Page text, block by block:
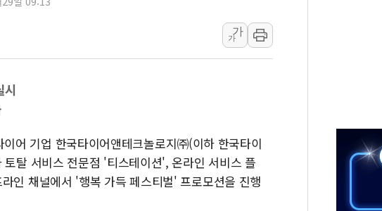
뉴욕증시, 유가·금리 부담에 하락…다우 5거래일 랠리
이란, 오만과 호르무즈 해협 재개방 합의 막바지.."美와
[오늘의 국회일정] 상임위·세미나·기자회견·주요 정
이란, 美·이스라엘 선박 호르무즈 통항 제한 추진…美
유럽증시, 견조한 실적 소화하며 대부분 상승… "2분
리투아니아 국방 "러, 우크라 드론으로 나토 회원국
가
가
시
어 기업 한국타이어앤테크놀로지㈜(이하 한국타이
탈 서비스 전문점 '티스테이션', 온라인 서비스 플
인 채널에서 '행복 가득 페스티벌' 프로모션을 진행